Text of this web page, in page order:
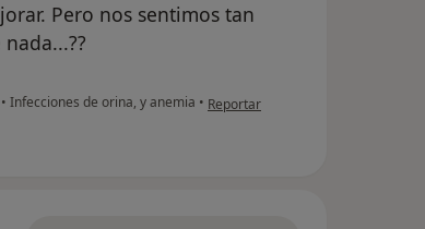
Pero nos sentimos tan
• Infecciones de orina, y anemia • en opinión del usuario paciente
Reportar